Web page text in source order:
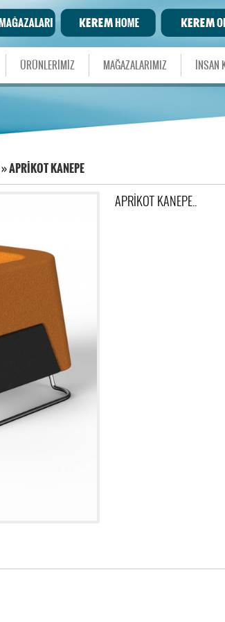
ÜRÜNLERİMİZ MAĞAZALARIMIZ İNSAN
»APRİKOT KANEPE
APRİKOT KANEPE..